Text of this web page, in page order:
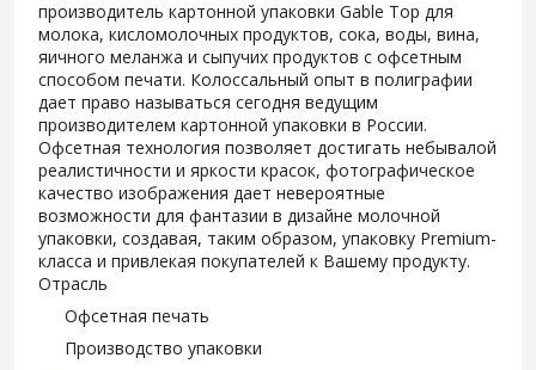
производитель картонной упаковки Gable Top для
молока, кисломолочных продуктов, сока, воды, вина,
яичного меланжа и сыпучих продуктов с офсетным
способом печати. Колоссальный опыт в полиграфии
дает право называться сегодня ведущим
производителем картонной упаковки в России.
Офсетная технология позволяет достигать небывалой
реалистичности и яркости красок, фотографическое
качество изображения дает невероятные
возможности для фантазии в дизайне молочной
упаковки, создавая, таким образом, упаковку Premium-
класса и привлекая покупателей к Вашему продукту.
Отрасль
Офсетная печать
Производство упаковки